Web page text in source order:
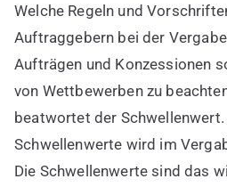
im
Vergaberecht
kennen
Welche Regeln und
Auftraggebern bei der
Aufträgen und Konzessionen
von Wettbewerben zu
beatwortet der
Schwellenwerte wird im
Die Schwellenwerte sind das